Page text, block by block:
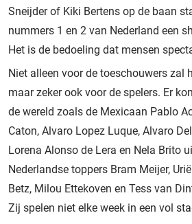
Sneijder of Kiki Bertens op de baan
nummers 1 en 2 van Nederland een
Het is de bedoeling dat mensen
Niet alleen voor de toeschouwers zal
maar zeker ook voor de spelers. Er
de wereld zoals de Mexicaan Pablo
Caton, Alvaro Lopez Luque, Alvaro
Lorena Alonso de Lera en Nela Brito
Nederlandse toppers Bram Meijer,
Betz, Milou Ettekoven en Tess van
Zij spelen niet elke week in een vol